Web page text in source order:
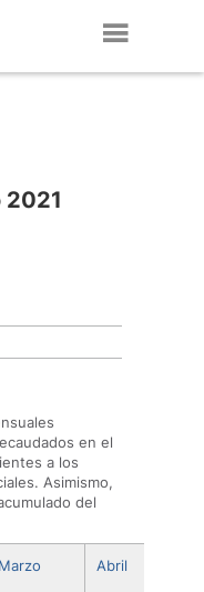
2021
en el
a los
Asimismo,
del
Marzo Abril